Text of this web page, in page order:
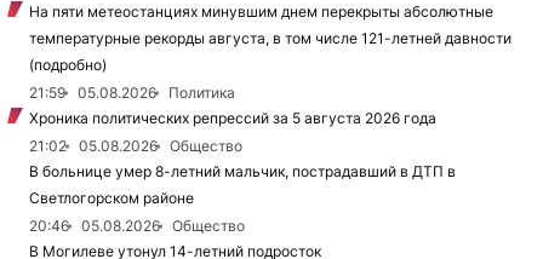
На пяти метеостанциях минувшим днем перекрыты абсолютные
температурные рекорды августа, в том числе 121-летней давности
(подробно)
21:59
05.08.2026
Политика
Хроника политических репрессий за 5 августа 2026 года
21:02
05.08.2026
Общество
В больнице умер 8-летний мальчик, пострадавший в ДТП в
Светлогорском районе
20:46
05.08.2026
Общество
В Могилеве утонул 14-летний подросток